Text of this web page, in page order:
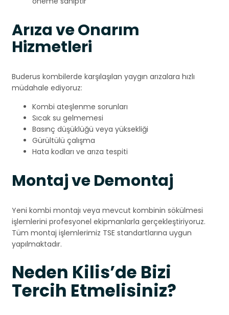
Arıza ve Onarım
Hizmetleri
Buderus kombilerde karşılaşılan yaygın arızalara hızlı
müdahale ediyoruz:
Kombi ateşlenme sorunları
Sıcak su gelmemesi
Basınç düşüklüğü veya yüksekliği
Gürültülü çalışma
Hata kodları ve arıza tespiti
Montaj ve Demontaj
Yeni kombi montajı veya mevcut kombinin sökülmesi
işlemlerini profesyonel ekipmanlarla gerçekleştiriyoruz.
Tüm montaj işlemlerimiz TSE standartlarına uygun
yapılmaktadır.
Neden Kilis’de Bizi
Tercih Etmelisiniz?